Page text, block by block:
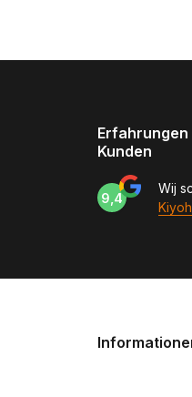
Kunden
9,4
Wij
Kiyoh